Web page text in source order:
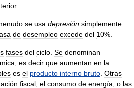
.
se usa depresión simplemente
de desempleo excede del 10%.
fases del ciclo Se denominan
es decir que aumentan en la
es el producto interno bruto Otras
fiscal el consumo de energía o las